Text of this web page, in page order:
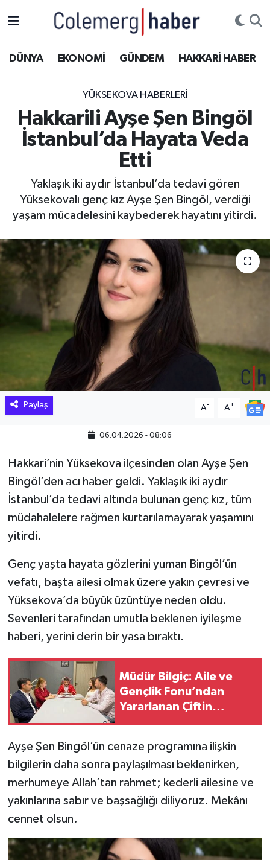
DÜNYA EKONOMİ GÜNDEM HAKKARİ HABER
YÜKSEKOVA HABERLERI
Hakkarili Ayşe Şen Bingöl
İstanbul’da Hayata Veda
Etti
Yaklaşık iki aydır İstanbul’da tedavi gören
Yüksekovalı genç kız Ayşe Şen Bingöl, verdiği
yaşam mücadelesini kaybederek hayatını yitirdi.
Paylaş A- A+
06.04.2026 - 08:06
Hakkari’nin Yüksekova ilçesinden olan Ayşe Şen
Bingöl’den acı haber geldi. Yaklaşık iki aydır
İstanbul’da tedavi altında bulunan genç kız, tüm
müdahalelere rağmen kurtarılamayarak yaşamını
yitirdi.
Genç yaşta hayata gözlerini yuman Bingöl’ün
vefatı, başta ailesi olmak üzere yakın çevresi ve
Yüksekova’da büyük üzüntüye neden oldu.
Sevenleri tarafından umutla beklenen iyileşme
haberi, yerini derin bir yasa bıraktı.
Müdür Bilgiç: Aile ve
Gençlik Fonu’ndan
Yararlanan Çiftin
Ayşe Şen Bingöl’ün cenaze programına ilişkin
bilgilerin daha sonra paylaşılması beklenirken,
merhumeye Allah’tan rahmet; kederli ailesine ve
yakınlarına sabır ve başsağlığı diliyoruz. Mekânı
cennet olsun.
ASAYİŞ
DOĞA
EĞİTİM
GÜNDEM
Hakkari Haber
İLGİNÇ HABERLER
KADIN
KÜLTÜR SANAT
MAGAZİN
MAKALE
POLİTİKA
SAĞLIK
SİYASET
SPOR
TARİH
TEKNOLOJİ
YAŞAM
Hakkâri Hava Durumu
Hakkari Namaz Vakitleri
Hakkâri Trafik Yoğunluk Haritası
Süper Lig Puan Durumu ve Fikstür
Tüm Manşetler
Haber Arşivi